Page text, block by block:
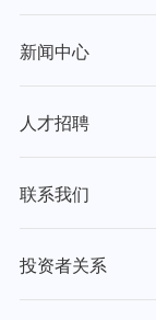
新闻中心
人才招聘
联系我们
投资者关系